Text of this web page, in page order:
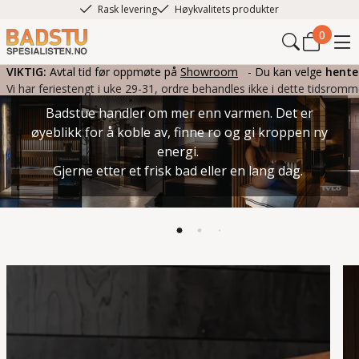
Rask levering Høykvalitets produkter
0
VIKTIG: Avtal tid før oppmøte på Showroom - Du kan velge
Vi har feriestengt i uke 29-31, ordre behandles ikke i dette
Ro, varme og ny energi
Badstue handler om mer enn varmen. Det er
øyeblikk for å koble av, finne ro og gi kroppen ny
energi.
Gjerne etter et frisk bad eller en lang dag.